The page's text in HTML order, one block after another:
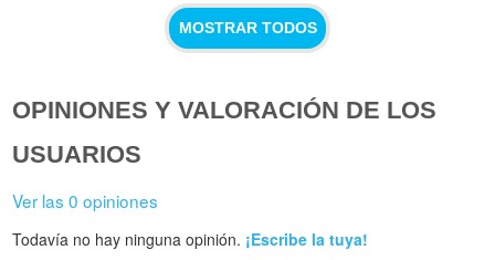
MOSTRAR TODOS
OPINIONES Y VALORACIÓN DE LOS
USUARIOS
Ver las 0 opiniones
Todavía no hay ninguna opinión. ¡Escribe la tuya!